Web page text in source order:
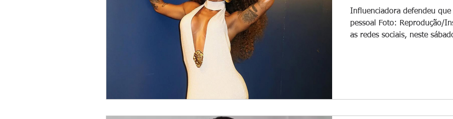
Influenciadora defendeu
pessoal Foto: Reprodução/
as redes sociais, neste